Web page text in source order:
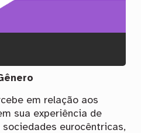
em relação aos
sua experiência de
eurocêntricas,